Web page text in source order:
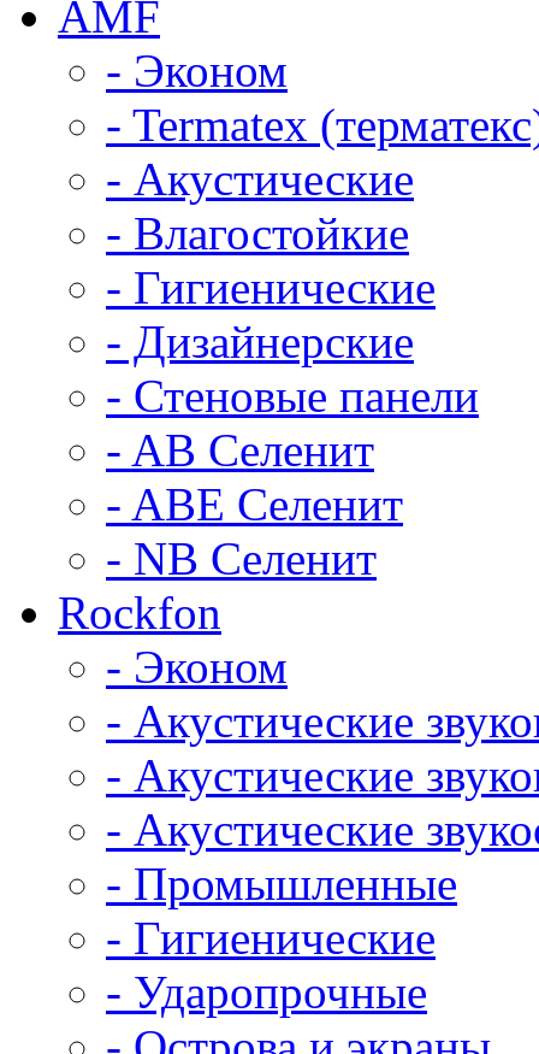
AMF
- Эконом
- Termatex
- Акустические
- Влагостойкие
- Гигиенические
- Дизайнерские
- Стеновые панели
- AB Селенит
- ABE Селенит
- NB Селенит
Rockfon
- Эконом
- Акустические
- Акустические
- Акустические
- Промышленные
- Гигиенические
- Ударопрочные